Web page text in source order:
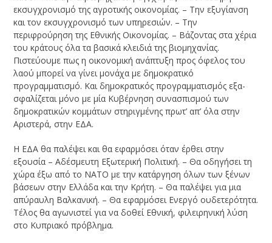
εκσυγχρονισμό της αγροτικής οικονομίας. – Την ε­ξυγίανση
και τον εκσυγχρονισμό των υπηρεσιών. – Την
περιφρούρηση της Εθνικής Οικονομίας. – Βάζοντας στα χέρια
του κράτους όλα τα βασικά κλειδιά της βιομηχα­νίας.
Πιστεύουμε πως η οικονομική ανάπτυξη προς όφελος του
λαού μπορεί να γίνει μονάχα με δημοκρατικό
προγραμματισμό. Και δημοκρατικός προγραμματισμός εξα­
σφαλίζεται μόνο με μία Κυβέρνηση συνασπισμού των
δημοκρατικών κομμάτων στη­ριγμένης πρωτ’ απ’ όλα στην
Αριστερά, στην ΕΔΑ.
Η ΕΔΑ θα παλέψει και θα εφαρμόσει όταν έρθει στην
εξουσία – Αδέσμευτη Εξω­τερική Πολιτική. – Θα οδηγήσει τη
χώρα έξω από το ΝΑΤΟ με την κατάργηση όλων των ξένων
βάσεων στην Ελλάδα και την Κρήτη. – Θα παλέψει για μια
απύραυλη Βαλκανική. – Θα εφαρμόσει Ενεργό ουδετερότητα.
Τέλος θα αγωνιστεί για να δοθεί Εθνική, φιλειρηνική λύση
στο Κυπριακό πρόβλημα.